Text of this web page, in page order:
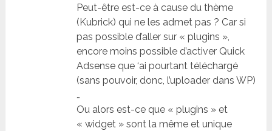
Peut-être est-ce à cause du thème
(Kubrick) qui ne les admet pas ? Car si
pas possible d’aller sur « plugins »,
encore moins possible d’activer Quick
Adsense que ‘ai pourtant téléchargé
(sans pouvoir, donc, l’uploader dans WP)
…
Ou alors est-ce que « plugins » et
« widget » sont la même et unique